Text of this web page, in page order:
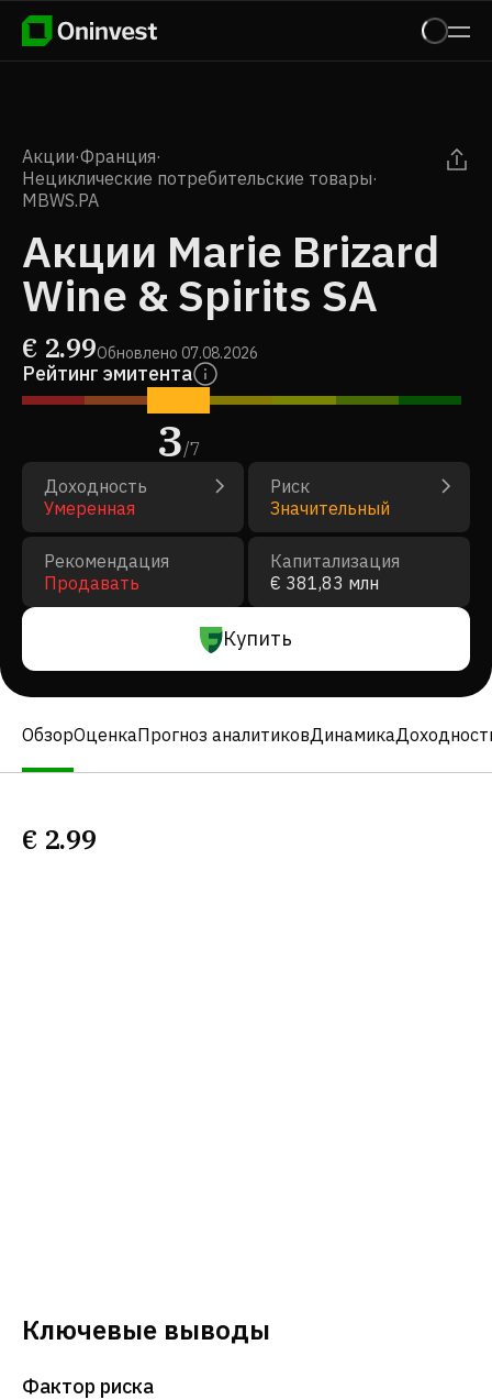
Акции·Франция·
Нециклические потребительские товары·
MBWS.PA
Акции Marie Brizard
Wine & Spirits SA
€ 2.99Обновлено 07.08.2026
Рейтинг эмитента
3/7
Доходность
Умеренная
Риск
Значительный
Рекомендация
Продавать
Капитализация
€ 381,83 млн
Купить
ОбзорОценкаПрогноз аналитиковДинамика
€ 2.99
Ключевые выводы
Фактор риска